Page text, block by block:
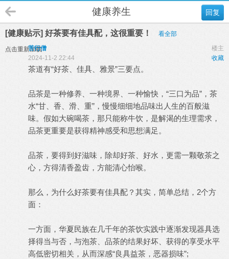
回复
健康养生
[健康贴示] 好茶要有佳具配，这很重要！ 看全部
点击重新加载 楼主
苦行僧
收藏
2024-11-2 22:44
茶道有“好茶、佳具、雅景”三要点。
品茶是一种修养、一种境界、一种愉快，“三口为品”，茶
水“甘、香、滑、重”，慢慢细细地品味出人生的百般滋
味。假如大碗喝茶，那只能称牛饮，是解渴的生理需求，
品茶更重要是获得精神感受和思想满足。
品茶，要得到好滋味，除却好茶、好水，更需一颗敬茶之
心，方得清香盈齿，方能清心怡喉。
那么，为什么好茶要有佳具配？其实，简单总结，2个方
面：
一方面，华夏民族在几千年的茶饮实践中逐渐发现器具选
择得当与否，与泡茶、品茶的结果好坏、获得的享受水平
高低密切相关，从而深感“良具益茶，恶器损味”;